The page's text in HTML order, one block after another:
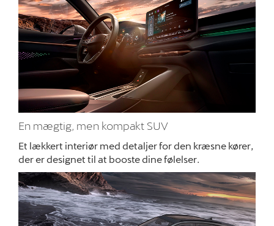
En mægtig, men kompakt SUV
Et lækkert interiør med detaljer for den kræsne kører,
der er designet til at booste dine følelser.